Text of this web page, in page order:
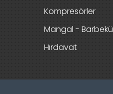
Kompresörler
Mangal - Barbekü
Hırdavat